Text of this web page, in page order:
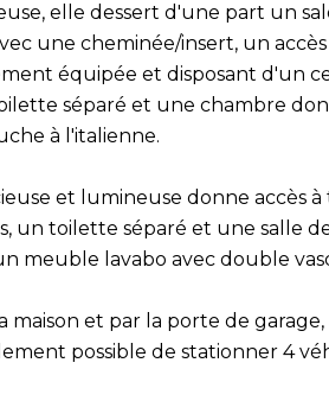
elle dessert d'une part un
une cheminée/insert, un accès
équipée et disposant d'un
séparé et une chambre
à l'italienne.
et lumineuse donne accès
un toilette séparé et une salle
meuble lavabo avec double
maison et par la porte de
possible de stationner 4